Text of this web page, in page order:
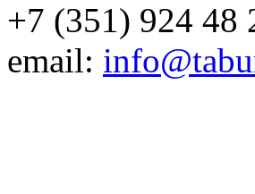
+7 (351) 924 48
email: